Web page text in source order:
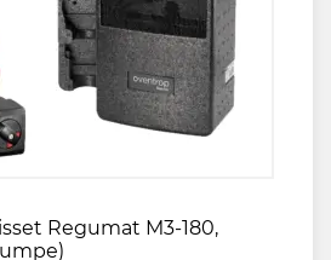
Regumat M3-180,